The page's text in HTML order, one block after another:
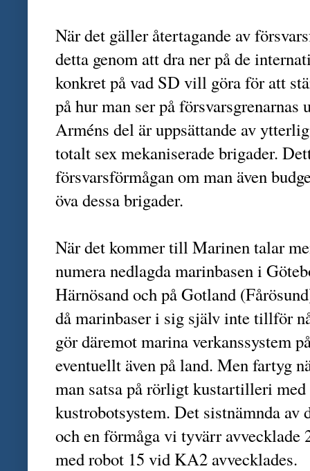
När det gäller återtagande av
detta genom att dra ner på de
konkret på vad SD vill göra för att
på hur man ser på
Arméns del är uppsättande av
totalt sex mekaniserade brigader.
försvarsförmågan om man även
öva dessa brigader.
När det kommer till Marinen talar
numera nedlagda marinbasen i
Härnösand och på Gotland
då marinbaser i sig själv inte tillför
gör däremot marina verkanssystem
eventuellt även på land. Men fartyg
man satsa på rörligt kustartilleri
kustrobotsystem. Det sistnämnda av
och en förmåga vi tyvärr avvecklade
med robot 15 vid KA2 avvecklades.